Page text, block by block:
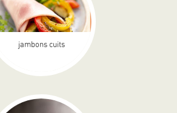
jambons cuits